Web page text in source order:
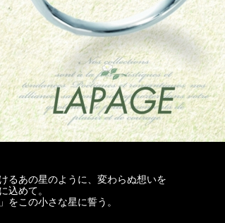
るあの星のように、変わらぬ想いを
込めて。
をこの小さな星に誓う。